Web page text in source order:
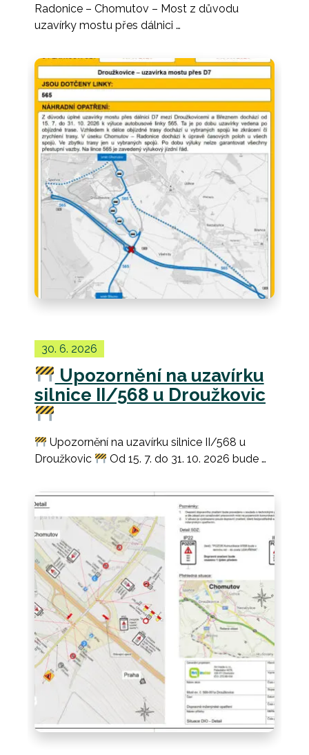
Radonice – Chomutov – Most z důvodu
uzavírky mostu přes dálnici …
30. 6. 2026
Upozornění na uzavírku
silnice II/568 u Droužkovic
Upozornění na uzavírku silnice II/568 u
Droužkovic
Od 15. 7. do 31. 10. 2026 bude …